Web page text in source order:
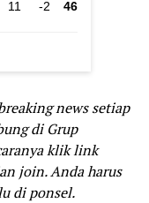
news setiap
di Grup
klik link
join. Anda harus
di ponsel.